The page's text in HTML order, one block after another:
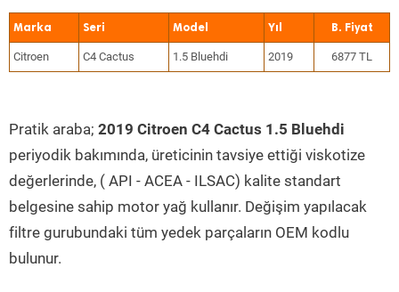
Marka Seri Model Yıl
Citroen C4 Cactus 1.5 Bluehdi 2019 6877 TL
Pratik araba; 2019 Citroen C4 Cactus 1.5 Bluehdi
periyodik bakımında, üreticinin tavsiye ettiği viskotize
değerlerinde, ( API - ACEA - ILSAC) kalite standart
belgesine sahip motor yağ kullanır. Değişim yapılacak
filtre gurubundaki tüm yedek parçaların OEM kodlu
bulunur.